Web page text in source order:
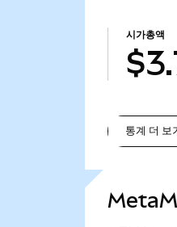
시가총액
통계 더 보기